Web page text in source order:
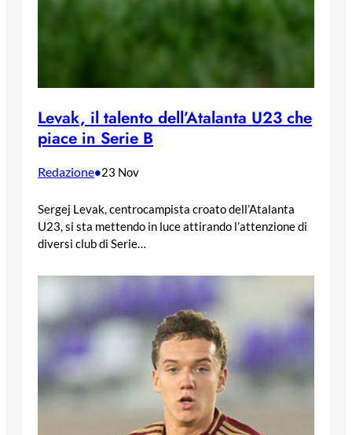
Levak, il talento dell’Atalanta U23 che
piace in Serie B
Redazione•23 Nov
Sergej Levak, centrocampista croato dell’Atalanta
U23, si sta mettendo in luce attirando l’attenzione di
diversi club di Serie…